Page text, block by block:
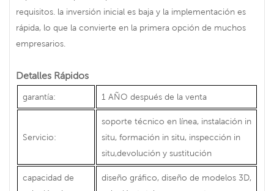
requisitos. la inversión inicial es baja y la implementación es
rápida, lo que la convierte en la primera opción de muchos
empresarios.
Detalles Rápidos
garantía: 1 AÑO después de la venta
Servicio:
soporte técnico en línea, instalación in
situ, formación in situ, inspección in
situ,devolución y sustitución
capacidad de
diseño gráfico, diseño de modelos 3D,